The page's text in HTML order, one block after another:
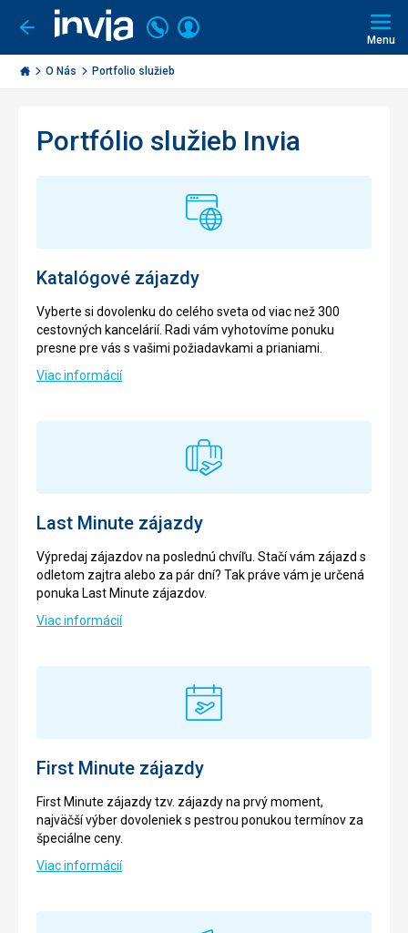
Ísť
späť
Invia.sk
Volajte
+421
2
3221
Prihlásiť
Menu
O Nás Portfolio služieb
Portfólio služieb Invia
Katalógové zájazdy
Vyberte si dovolenku do celého sveta od viac než 300
cestovných kancelárií. Radi vám vyhotovíme ponuku
presne pre vás s vašimi požiadavkami a prianiami.
Viac informácií
Last Minute zájazdy
Výpredaj zájazdov na poslednú chvíľu. Stačí vám zájazd s
odletom zajtra alebo za pár dní? Tak práve vám je určená
ponuka Last Minute zájazdov.
Viac informácií
First Minute zájazdy
First Minute zájazdy tzv. zájazdy na prvý moment,
najväčší výber dovoleniek s pestrou ponukou termínov za
špeciálne ceny.
Viac informácií